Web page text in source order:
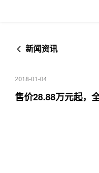
新闻资讯
2018-01-04
售价28.88万元起，